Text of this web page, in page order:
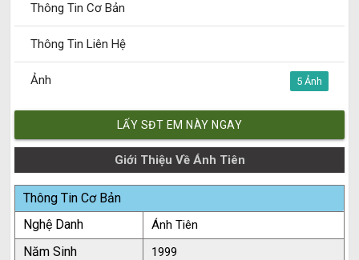
Thông Tin Cơ Bản
Thông Tin Liên Hệ
5
Ảnh
LẤY SĐT EM NÀY NGAY
Giới Thiệu Về Ánh Tiên
Thông Tin Cơ Bản
Nghệ Danh
Ánh Tiên
Năm Sinh 1999